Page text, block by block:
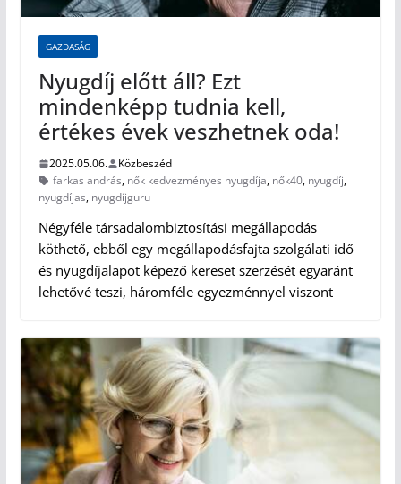
GAZDASÁG
Nyugdíj előtt áll? Ezt
mindenképp tudnia kell,
értékes évek veszhetnek oda!
2025.05.06.
Közbeszéd
farkas andrás, nők kedvezményes nyugdíja, nők40, nyugdíj,
nyugdíjas, nyugdíjguru
Négyféle társadalombiztosítási megállapodás
köthető, ebből egy megállapodásfajta szolgálati idő
és nyugdíjalapot képező kereset szerzését egyaránt
lehetővé teszi, háromféle egyezménnyel viszont